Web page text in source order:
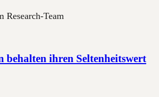
Research-Team
behalten ihren Seltenheitswert